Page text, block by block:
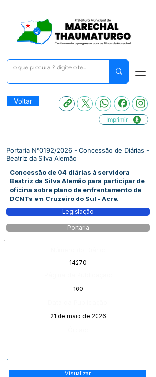
Voltar
Imprimir
Portaria N°0192/2026 - Concessão de Diárias -
Beatriz da Silva Alemão
Concessão de 04 diárias à servidora
Beatriz da Silva Alemão para participar de
oficina sobre plano de enfrentamento de
DCNTs em Cruzeiro do Sul - Acre.
Legislação
Portaria
14270
160
21 de maio de 2026
Visualizar